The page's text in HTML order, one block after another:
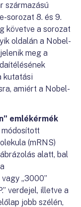
származású
sorozat 8. és 9.
követve a sorozat
oldalán a Nobel-
meg a
kutatási
amiért a Nobel-
emlékérmék
(mRNS)
alatt, bal
vagy „3000”
verdejel, illetve a
jobb szélén,